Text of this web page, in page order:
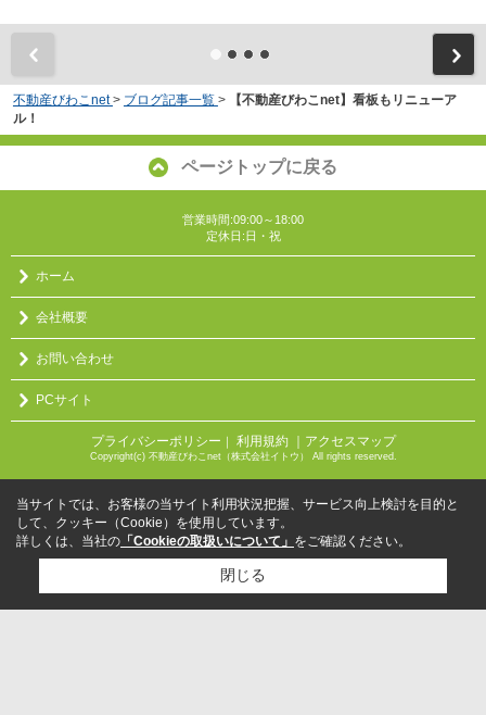
不動産びわこnet > ブログ記事一覧 >
【不動産びわこnet】看板もリニューア
ル！
ページトップに戻る
営業時間:09:00～18:00
定休日:日・祝
ホーム
会社概要
お問い合わせ
PCサイト
プライバシーポリシー ｜ 利用規約 ｜アクセスマップ
Copyright(c) 不動産びわこnet（株式会社イトウ） All rights reserved.
当サイトでは、お客様の当サイト利用状況把握、サービス向上検討を目的と
して、クッキー（Cookie）を使用しています。
詳しくは、当社の 「Cookieの取扱いについて」 をご確認ください。
閉じる